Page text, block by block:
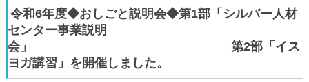
令和6年度◆おしごと説明会◆第1部「シルバー人材
センター事業説明
会」 第2部「イス
ヨガ講習」を開催しました。